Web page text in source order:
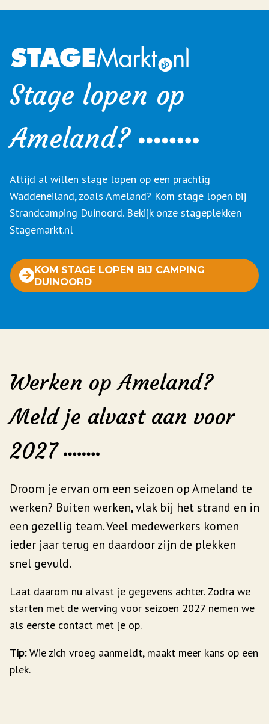
Stage lopen op
Ameland?
Altijd al willen stage lopen op een prachtig
Waddeneiland, zoals Ameland? Kom stage lopen bij
Strandcamping Duinoord. Bekijk onze stageplekken
Stagemarkt.nl
KOM STAGE LOPEN BIJ CAMPING
DUINOORD
Werken op Ameland?
Meld je alvast aan voor
2027
Droom je ervan om een seizoen op Ameland te
werken? Buiten werken, vlak bij het strand en in
een gezellig team. Veel medewerkers komen
ieder jaar terug en daardoor zijn de plekken
snel gevuld.
Laat daarom nu alvast je gegevens achter. Zodra we
starten met de werving voor seizoen 2027 nemen we
als eerste contact met je op.
Tip:Wie zich vroeg aanmeldt, maakt meer kans op een
plek.